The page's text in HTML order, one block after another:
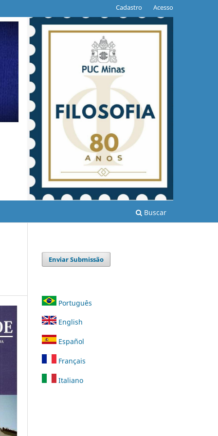
Buscar
Cadastro Acesso
Enviar Submissão
Português
English
Español
Français
Italiano